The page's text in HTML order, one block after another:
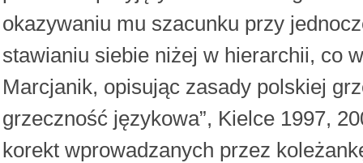
okazywaniu mu szacunku przy
stawianiu siebie niżej w hierarchii, co
Marcjanik, opisując zasady polskiej
grzeczność językowa”, Kielce 1997,
korekt wprowadzanych przez